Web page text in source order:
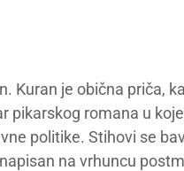
Kuran je obična priča,
pikarskog romana u
politike. Stihovi se
na vrhuncu